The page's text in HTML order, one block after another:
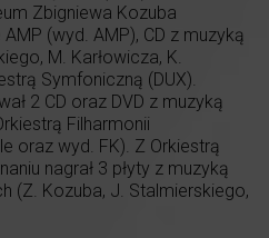
Zbigniewa Kozuba
(wyd. AMP), CD z muzyką
M. Karłowicza, K.
Symfoniczną (DUX).
2 CD oraz DVD z muzyką
Filharmonii
oraz wyd. FK). Z Orkiestrą
nagrał 3 płyty z muzyką
(Z. Kozuba, J. Stalmierskiego,